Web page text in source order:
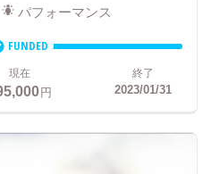
パフォーマンス
FUNDED
現在
円
終了
2023/01/31